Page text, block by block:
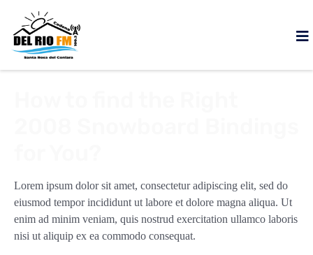
Lorem ipsum dolor sit amet, consectetur adipiscing elit, sed do
eiusmod tempor incididunt ut labore et dolore magna aliqua. Ut
enim ad minim veniam, quis nostrud exercitation ullamco laboris
nisi ut aliquip ex ea commodo consequat.